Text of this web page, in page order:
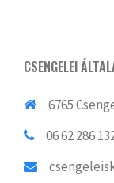
CSENGELEI
6765
06 62 286